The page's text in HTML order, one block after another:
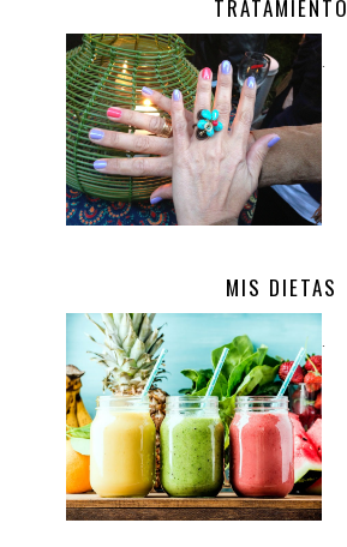
TRATAMIENTO
MIS DIETAS